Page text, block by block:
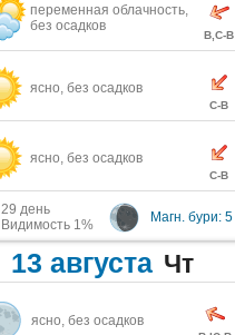
переменная облачность,
без осадков
В,С-В
ясно, без осадков
С-В
ясно, без осадков
С-В
29 день
Видимость 1%
Магн. бури: 5
13 августа Чт
ясно, без осадков